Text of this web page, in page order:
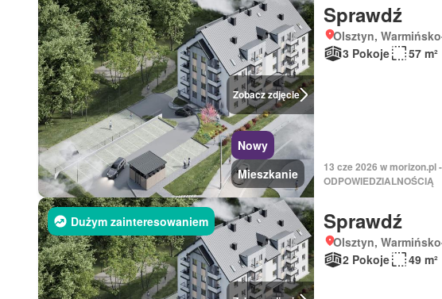
Zobacz zdjęcie
Nowy
Mieszkanie
Sprawdź
Olsztyn,
3 Pokoje
57 m²
13 cze 2026 w morizon.pl
ODPOWIEDZIALNOŚCIĄ
Dużym zainteresowaniem Sprawdź
Olsztyn,
2 Pokoje
49 m²